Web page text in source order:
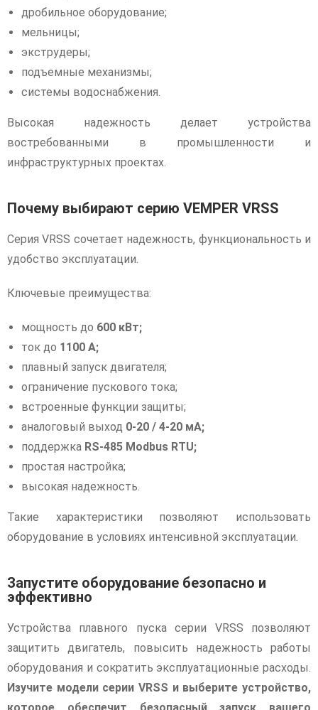
дробильное оборудование;
мельницы;
экструдеры;
подъемные механизмы;
системы водоснабжения.
Высокая надежность делает устройства
востребованными в промышленности и
инфраструктурных проектах.
Почему выбирают серию VEMPER VRSS
Серия VRSS сочетает надежность, функциональность и
удобство эксплуатации.
Ключевые преимущества:
мощность до 600 кВт;
ток до 1100 А;
плавный запуск двигателя;
ограничение пускового тока;
встроенные функции защиты;
аналоговый выход 0-20 / 4-20 мА;
поддержка RS-485 Modbus RTU;
простая настройка;
высокая надежность.
Такие характеристики позволяют использовать
оборудование в условиях интенсивной эксплуатации.
Запустите оборудование безопасно и
эффективно
Устройства плавного пуска серии VRSS позволяют
защитить двигатель, повысить надежность работы
оборудования и сократить эксплуатационные расходы.
Изучите модели серии VRSS и выберите устройство,
которое обеспечит безопасный запуск вашего